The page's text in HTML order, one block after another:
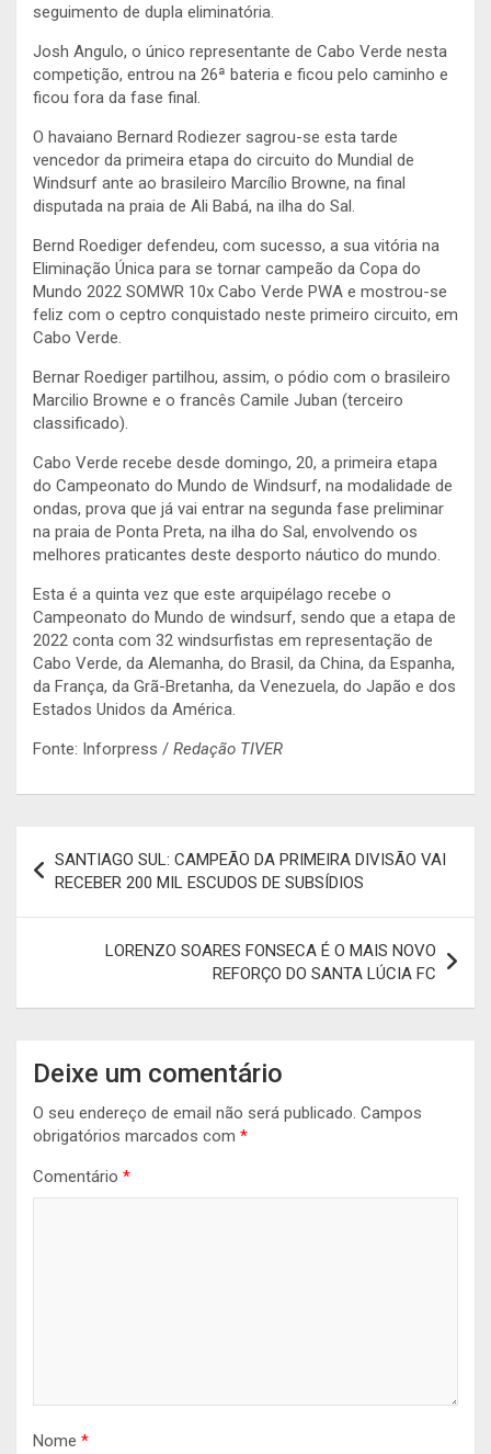
seguimento de dupla eliminatória.
Josh Angulo, o único representante de Cabo Verde nesta
competição, entrou na 26ª bateria e ficou pelo caminho e
ficou fora da fase final.
O havaiano Bernard Rodiezer sagrou-se esta tarde
vencedor da primeira etapa do circuito do Mundial de
Windsurf ante ao brasileiro Marcílio Browne, na final
disputada na praia de Ali Babá, na ilha do Sal.
Bernd Roediger defendeu, com sucesso, a sua vitória na
Eliminação Única para se tornar campeão da Copa do
Mundo 2022 SOMWR 10x Cabo Verde PWA e mostrou-se
feliz com o ceptro conquistado neste primeiro circuito, em
Cabo Verde.
Bernar Roediger partilhou, assim, o pódio com o brasileiro
Marcilio Browne e o francês Camile Juban (terceiro
classificado).
Cabo Verde recebe desde domingo, 20, a primeira etapa
do Campeonato do Mundo de Windsurf, na modalidade de
ondas, prova que já vai entrar na segunda fase preliminar
na praia de Ponta Preta, na ilha do Sal, envolvendo os
melhores praticantes deste desporto náutico do mundo.
Esta é a quinta vez que este arquipélago recebe o
Campeonato do Mundo de windsurf, sendo que a etapa de
2022 conta com 32 windsurfistas em representação de
Cabo Verde, da Alemanha, do Brasil, da China, da Espanha,
da França, da Grã-Bretanha, da Venezuela, do Japão e dos
Estados Unidos da América.
Fonte: Inforpress / Redação TIVER
de
artigos
SANTIAGO SUL: CAMPEÃO DA PRIMEIRA DIVISÃO VAI
RECEBER 200 MIL ESCUDOS DE SUBSÍDIOS
LORENZO SOARES FONSECA É O MAIS NOVO
REFORÇO DO SANTA LÚCIA FC
Deixe um comentário
O seu endereço de email não será publicado. Campos
obrigatórios marcados com *
Comentário *
Nome *